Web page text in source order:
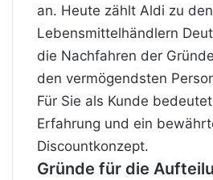
an. Heute zählt Aldi zu
Lebensmittelhändlern
die Nachfahren der
den vermögendsten
Für Sie als Kunde
Erfahrung und ein
Discountkonzept.
Gründe für die